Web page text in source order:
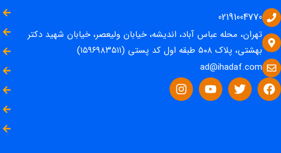
02191004770
تهران، محله عباس آباد، اندیشه، خیابان ولیعصر، خیابان شهید دکتر
بهشتی، پلاک ۵۰۸ طبقه اول کد پستی (۱۵۹۶۹۸۳۵۱۱)
ad@ihadaf.com